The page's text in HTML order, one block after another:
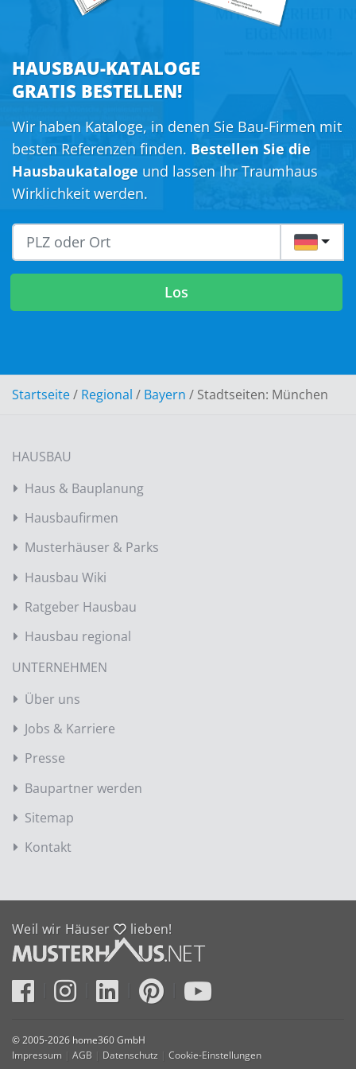
HAUSBAU-KATALOGE
GRATIS BESTELLEN!
Wir haben Kataloge, in denen Sie Bau-Firmen mit
besten Referenzen finden. Bestellen Sie die
Hausbaukataloge und lassen Ihr Traumhaus
Wirklichkeit werden.
DE
Los
Startseite/ Regional / Bayern / Stadtseiten: München
HAUSBAU
Haus & Bauplanung
Hausbaufirmen
Musterhäuser & Parks
Hausbau Wiki
Ratgeber Hausbau
Hausbau regional
UNTERNEHMEN
Über uns
Jobs & Karriere
Presse
Baupartner werden
Sitemap
Kontakt
Weil wir Häuser lieben!
© 2005-2026 home360 GmbH
Impressum
AGB Datenschutz Cookie-Einstellungen